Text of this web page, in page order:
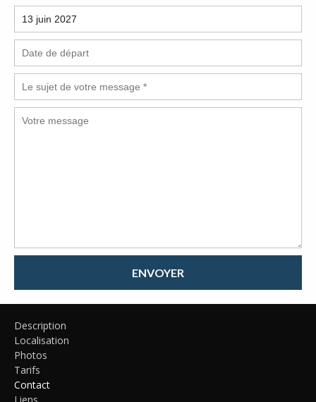
ENVOYER
Description
Localisation
Photos
Tarifs
Contact